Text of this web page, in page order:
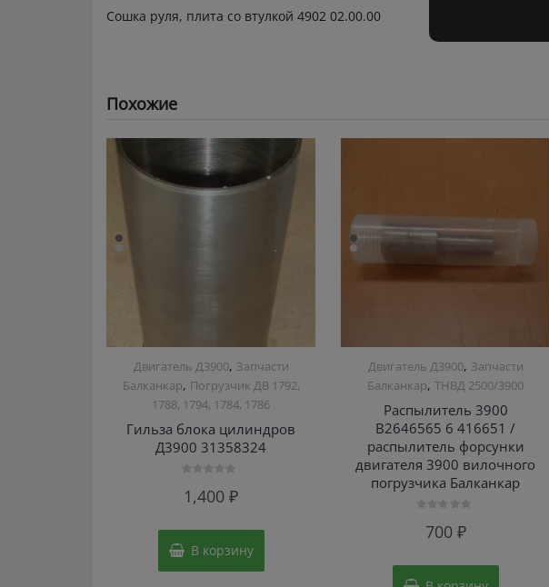
Сошка руля, плита со втулкой 4902 02.00.00
Похожие
Двигатель Д3900, Запчасти
Балканкар, Погрузчик ДВ 1792,
1788, 1794, 1784, 1786
Гильза блока цилиндров
Д3900 31358324
01,400 ₽
В корзину
Двигатель Д3900, Запчасти
Балканкар,ТНВД 2500/3900
Распылитель 3900
B2646565 6 416651 /
распылитель форсунки
двигателя 3900 вилочного
погрузчика Балканкар
700 ₽